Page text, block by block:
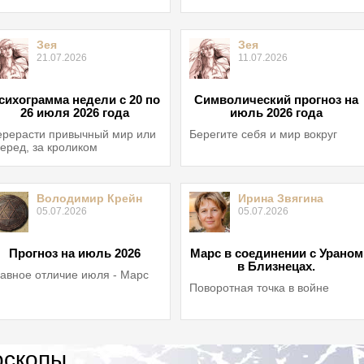
Зея
21.07.2026
недели с 20 по
26 июля 2026 года
привычный мир или
за кроликом
Зея
11.07.2026
Символический прогноз на
июль 2026 года
Берегите себя и мир вокруг
Володимир Крейн
05.07.2026
Прогноз на июль 2026
отличие июля - Марс
Ирина Звягина
05.07.2026
Марс в соединении с Ураном
в Близнецах.
Поворотная точка в войне